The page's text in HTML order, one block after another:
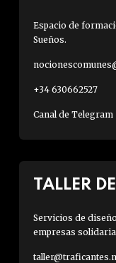
Espacio de
Sueños.
+34 630662527
Canal de Telegram
TALLER
Servicios de
empresas